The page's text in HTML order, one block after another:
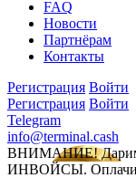
FAQ
Новости
Партнёрам
Контакты
Регистрация Войти
Регистрация Войти
Telegram
info@terminal.cash
ВНИМАНИЕ! Дарим
ИНВОЙСЫ.